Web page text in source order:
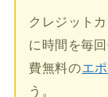
クレジット
に時間を毎
費無料のエ
う。